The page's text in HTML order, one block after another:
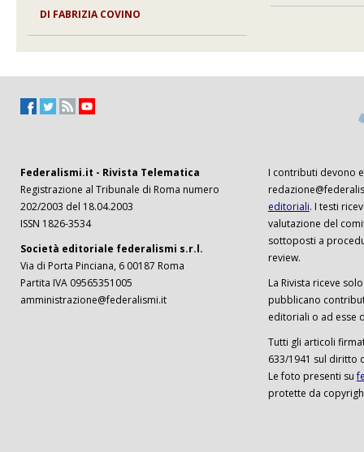
DI FABRIZIA COVINO
Federalismi.it - Rivista Telematica
Registrazione al Tribunale di Roma numero
202/2003 del 18.04.2003
ISSN 1826-3534
Società editoriale federalismi s.r.l.
Via di Porta Pinciana, 6 00187 Roma
Partita IVA 09565351005
amministrazione@federalismi.it
I contributi devono
editoriali. I testi
valutazione del
sottoposti a
review.
La Rivista riceve
pubblicano
editoriali o ad esse
Tutti gli articoli
633/1941 sul diritto
Le foto presenti su
protette da